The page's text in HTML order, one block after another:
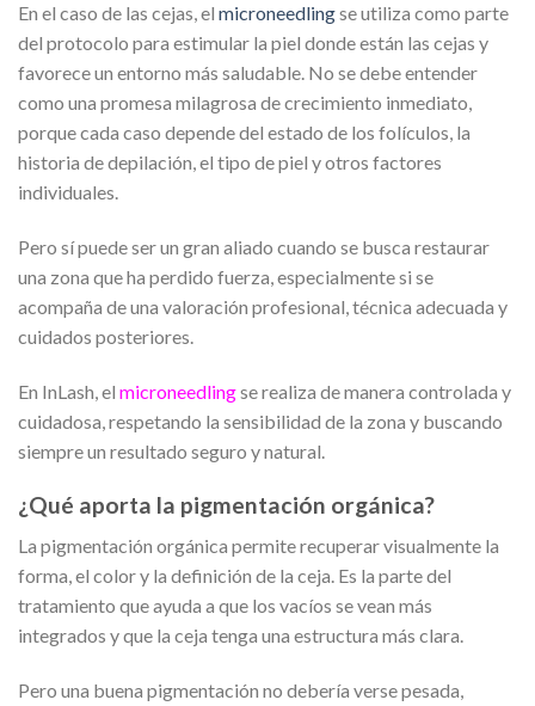
En el caso de las cejas, el microneedlingse utiliza como parte
del protocolo para estimular la piel donde están las cejas y
favorece un entorno más saludable. No se debe entender
como una promesa milagrosa de crecimiento inmediato,
porque cada caso depende del estado de los folículos, la
historia de depilación, el tipo de piel y otros factores
individuales.
Pero sí puede ser un gran aliado cuando se busca restaurar
una zona que ha perdido fuerza, especialmente si se
acompaña de una valoración profesional, técnica adecuada y
cuidados posteriores.
En InLash, el microneedlingse realiza de manera controlada y
cuidadosa, respetando la sensibilidad de la zona y buscando
siempre un resultado seguro y natural.
¿Qué aporta la pigmentación orgánica?
La pigmentación orgánica permite recuperar visualmente la
forma, el color y la definición de la ceja. Es la parte del
tratamiento que ayuda a que los vacíos se vean más
integrados y que la ceja tenga una estructura más clara.
Pero una buena pigmentación no debería verse pesada,